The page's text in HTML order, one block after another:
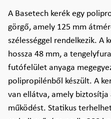
A Basetech kerék egy
görgő, amely 125 mm
szélességgel rendelkezik. A
hossza 48 mm, a
futófelület anyaga
polipropilénből készült. A
van ellátva, amely biztosítja
működést. Statikus